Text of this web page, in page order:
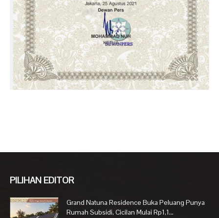
PILIHAN EDITOR
Grand Natuna Residence Buka Peluang Punya
Rumah Subsidi, Cicilan Mulai Rp1,1...